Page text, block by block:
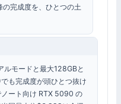
完成度を、ひとつの土
モードと最大128GBと
も完成度が頭ひとつ抜け
ート向け RTX 5090 の